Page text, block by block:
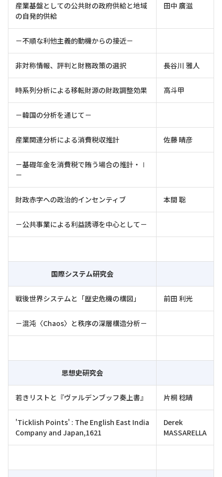
産業基盤としての公共財の政府供給と地域
の自発的供給
田中 廣滋
－不順な利他主義的動機からの接近－
非対称情報、評判と財務政策の選択 長谷川 雅人
時系列分析による移転財源の財政調整効果 高斗甲
－韓国の分析を通じて－
産業関連分析による消費税収推計 佐藤 晴彦
－基礎年金を消費税で賄う場合の推計・Ⅰ
－
財政赤字への政治的インセンティブ 本間 聡
－公共事業による利益誘導を中心として－
国際システム研究会
戦後世界システムと「歴史危機の構図」 前田 利光
－混沌〈Chaos〉と秩序の深層構造分析－
思想史研究会
若きリストと『ヴァルデンブッフ奏上書』 片桐 稔晴
'Ticklish Points' : The English East India
Company and Japan,1621
Derek
MASSARELLA